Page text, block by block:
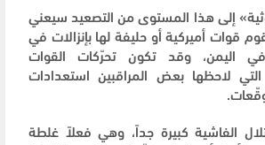
إلى هذا المستوى من التصعيد سيعني
قوات أميركية أو حليفة لها بإنزالات في
اليمن، وقد تكون تحرّكات القوات
التي لاحظها بعض المراقبين استعدادات
الفاشية كبيرة جداً، وهي فعلاً غلطة